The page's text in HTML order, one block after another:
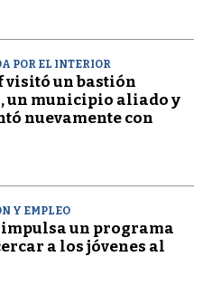
POR EL INTERIOR
un bastión
un municipio aliado y
nuevamente con
Y EMPLEO
impulsa un programa
a los jóvenes al